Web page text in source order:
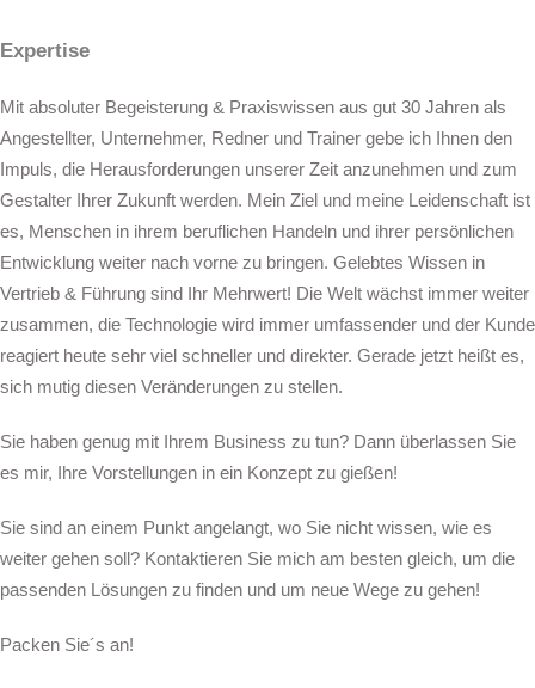
Expertise
Mit absoluter Begeisterung & Praxiswissen aus gut 30 Jahren als
Angestellter, Unternehmer, Redner und Trainer gebe ich Ihnen den
Impuls, die Herausforderungen unserer Zeit anzunehmen und zum
Gestalter Ihrer Zukunft werden. Mein Ziel und meine Leidenschaft ist
es, Menschen in ihrem beruflichen Handeln und ihrer persönlichen
Entwicklung weiter nach vorne zu bringen. Gelebtes Wissen in
Vertrieb & Führung sind Ihr Mehrwert! Die Welt wächst immer weiter
zusammen, die Technologie wird immer umfassender und der Kunde
reagiert heute sehr viel schneller und direkter. Gerade jetzt heißt es,
sich mutig diesen Veränderungen zu stellen.
Sie haben genug mit Ihrem Business zu tun? Dann überlassen Sie
es mir, Ihre Vorstellungen in ein Konzept zu gießen!
Sie sind an einem Punkt angelangt, wo Sie nicht wissen, wie es
weiter gehen soll? Kontaktieren Sie mich am besten gleich, um die
passenden Lösungen zu finden und um neue Wege zu gehen!
Packen Sie´s an!